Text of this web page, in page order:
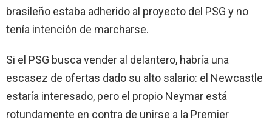
brasileño estaba adherido al proyecto del PSG y no
tenía intención de marcharse.
Si el PSG busca vender al delantero, habría una
escasez de ofertas dado su alto salario: el Newcastle
estaría interesado, pero el propio Neymar está
rotundamente en contra de unirse a la Premier